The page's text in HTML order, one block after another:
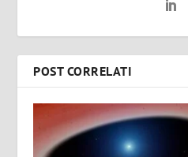
POST CORRELATI